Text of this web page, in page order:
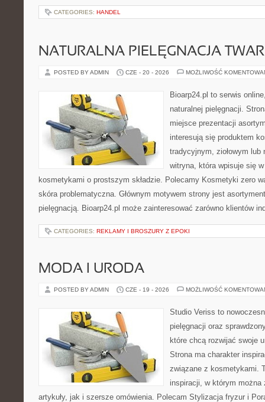
CATEGORIES: HANDEL
NATURALNA PIELĘGNACJA
POSTED BY ADMIN CZE - 20 - 2026 MOŻLIWOŚĆ
Bioarp24.pl to serwis
naturalnej pielęgnacji.
miejsce prezentacji
interesują się produktem
tradycyjnym, ziołowym lub
witryna, która wpisuje się
kosmetykami o prostszym składzie. Polecamy Kosmetyki zero
skóra problematyczna. Głównym motywem strony jest
pielęgnacją. Bioarp24.pl może zainteresować zarówno klientów
CATEGORIES: REKLAMY I BROSZURY Z EPOKI
MODA I URODA
POSTED BY ADMIN CZE - 19 - 2026 MOŻLIWOŚĆ
Studio Veriss to
pielęgnacji oraz
które chcą rozwijać swoje
Strona ma charakter
związane z kosmetykami.
inspiracji, w którym
artykuły, jak i szersze omówienia. Polecam Stylizacja fryzur i